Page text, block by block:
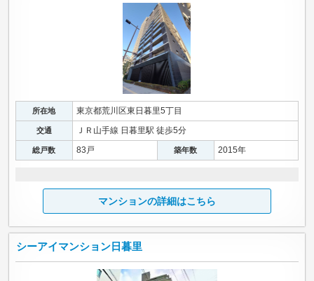
所在地 東京都荒川区東日暮里5丁目
交通 ＪＲ山手線 日暮里駅 徒歩5分
総戸数 83戸 築年数 2015年
マンションの詳細はこちら
シーアイマンション日暮里